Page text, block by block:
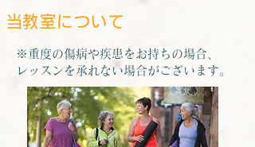
​当教室について
​※重度の傷病や疾患をお持ちの場合、
レッスンを承れない場合がございます。